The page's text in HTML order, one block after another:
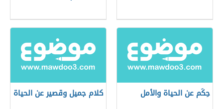
حِكَم عن الحياة والأمل كلام جميل وقصير عن الحياة